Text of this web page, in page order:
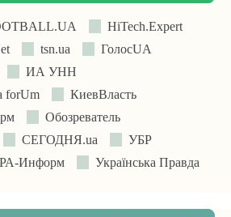
HiTech.Expert
tsn.ua
ГолосUA
ИА УНН
forUm
КиевВласть
Обозреватель
СЕГОДНЯ.ua
УБР
Информ
Українська Правда